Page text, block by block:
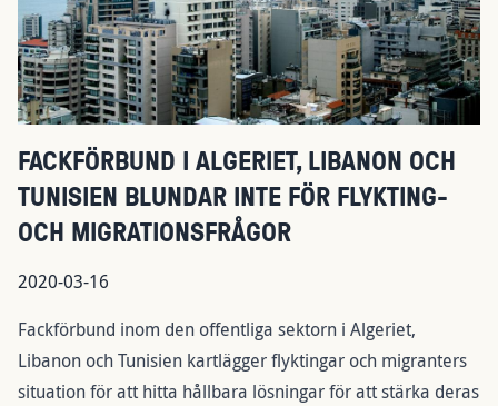
FACKFÖRBUND I ALGERIET, LIBANON OCH
TUNISIEN BLUNDAR INTE FÖR FLYKTING-
OCH MIGRATIONSFRÅGOR
2020-03-16
Fackförbund inom den offentliga sektorn i Algeriet,
Libanon och Tunisien kartlägger flyktingar och migranters
situation för att hitta hållbara lösningar för att stärka deras